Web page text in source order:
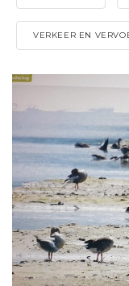
VERKEER EN